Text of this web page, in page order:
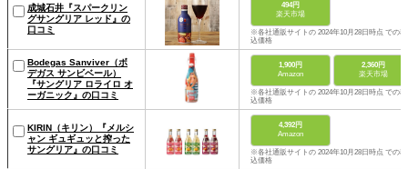
成城石井『スパークリン
グサングリア レッド』の
口コミ
494円
楽天市場
※各社通販サイトの 2024年10月28日時点 での税
込価格
Bodegas Sanviver（ボ
デガス サンビベール）
『サングリア ロライロ オ
ーガニック』の口コミ
1,900円
Amazon
2,360円
楽天市場
※各社通販サイトの 2024年10月28日時点 での税
込価格
KIRIN（キリン）『メルシ
ャン ギュギュッと搾った
サングリア』の口コミ
4,392円
Amazon
※各社通販サイトの 2024年10月28日時点 での税
込価格